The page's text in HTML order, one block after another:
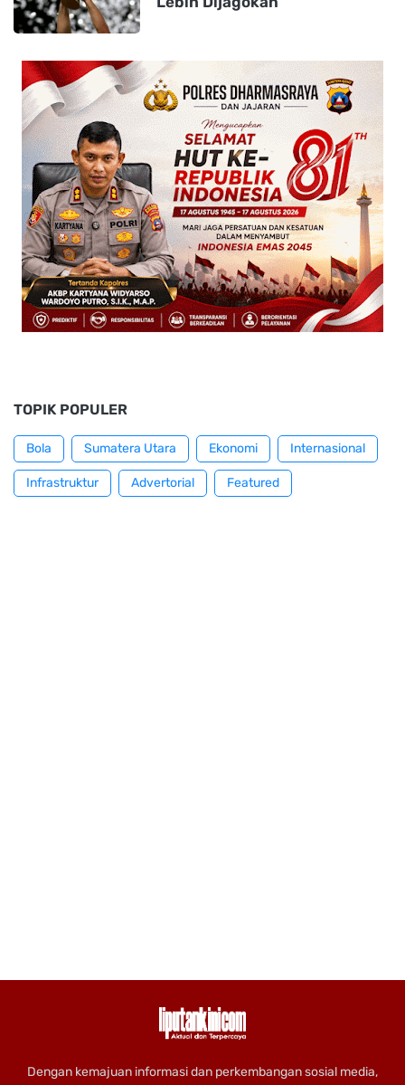
TOPIK POPULER
Bola Sumatera Utara Ekonomi Internasional
Infrastruktur Advertorial Featured
Dengan kemajuan informasi dan perkembangan sosial media,